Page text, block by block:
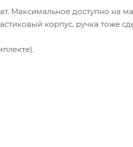
Максимальное доступно на
корпус, ручка тоже